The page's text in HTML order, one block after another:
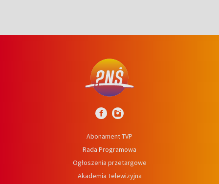
Abonament TVP
Rada Programowa
Ogłoszenia przetargowe
Akademia Telewizyjna